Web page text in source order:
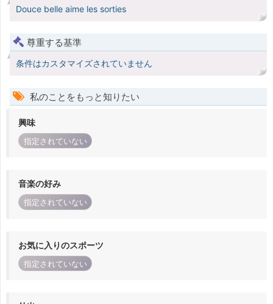
Douce belle aime les sorties
尊重する基準
条件はカスタマイズされていません
私のことをもっと知りたい
興味
指定されていない
音楽の好み
指定されていない
お気に入りのスポーツ
指定されていない